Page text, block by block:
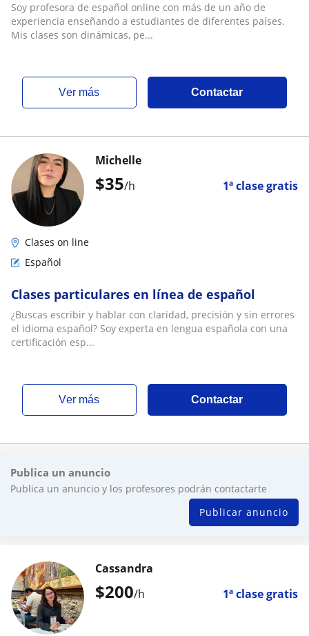
Soy profesora de español online con más de un año de
experiencia enseñando a estudiantes de diferentes países.
Mis clases son dinámicas, pe...
ver más Contactar
$35/h 1ª clase gratis
Michelle
Clases on line
Español
Clases particulares en línea de español
¿Buscas escribir y hablar con claridad, precisión y sin errores
el idioma español? Soy experta en lengua española con una
certificación esp...
ver más Contactar
Publica un anuncio
Publica un anuncio y los profesores podrán contactarte
Publicar anuncio
$200/h 1ª clase gratis
Cassandra